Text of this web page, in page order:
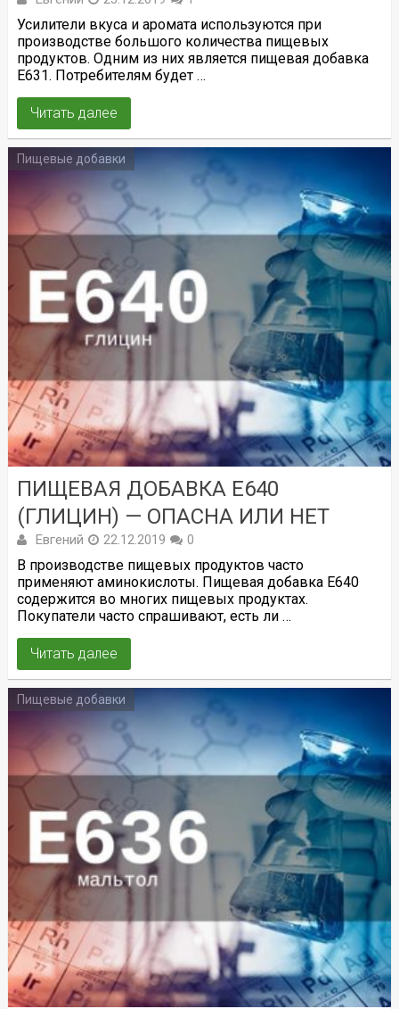
Усилители вкуса и аромата используются при
производстве большого количества пищевых
продуктов. Одним из них является пищевая добавка
Е631. Потребителям будет …
Читать далее
Пищевые добавки
ПИЩЕВАЯ ДОБАВКА Е640
(ГЛИЦИН) — ОПАСНА ИЛИ НЕТ
Евгений 22.12.2019 0
В производстве пищевых продуктов часто
применяют аминокислоты. Пищевая добавка Е640
содержится во многих пищевых продуктах.
Покупатели часто спрашивают, есть ли …
Читать далее
Пищевые добавки